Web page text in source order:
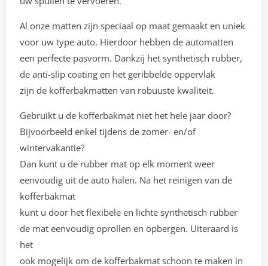
Al onze matten zijn speciaal op maat gemaakt en uniek
voor uw type auto. Hierdoor hebben de automatten
een perfecte pasvorm. Dankzij het synthetisch rubber,
de anti-slip coating en het geribbelde oppervlak
zijn de kofferbakmatten van robuuste kwaliteit.
Gebruikt u de kofferbakmat niet het hele jaar door?
Bijvoorbeeld enkel tijdens de zomer- en/of
wintervakantie?
Dan kunt u de rubber mat op elk moment weer
eenvoudig uit de auto halen. Na het reinigen van de
kofferbakmat
kunt u door het flexibele en lichte synthetisch rubber
de mat eenvoudig oprollen en opbergen. Uiteraard is
het
ook mogelijk om de kofferbakmat schoon te maken in